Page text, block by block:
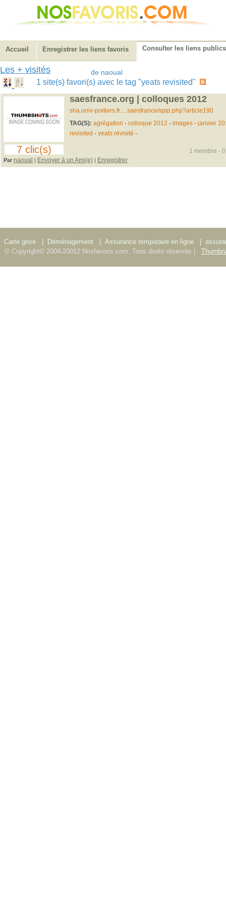
Accueil Enregistrer les liens favoris Consulter les liens publics
Les + visités de naoual
1 site(s) favori(s) avec le tag "yeats revisited"
7 clic(s)
saesfrance.org | colloques 2012
sha.univ-poitiers.fr.....saesfrance/spip.php?article190
TAG(S): agrégation - colloque 2012 - images- janvier
revisited - yeats révisité -
Par naoual | Envoyer à un Ami(e) | Enregistrer
1 membre -
Carte grise Déménagement Assurance temporaire en ligne
© Copyright© 2004-20012 Nosfavoris.com. Tous droits réservés |